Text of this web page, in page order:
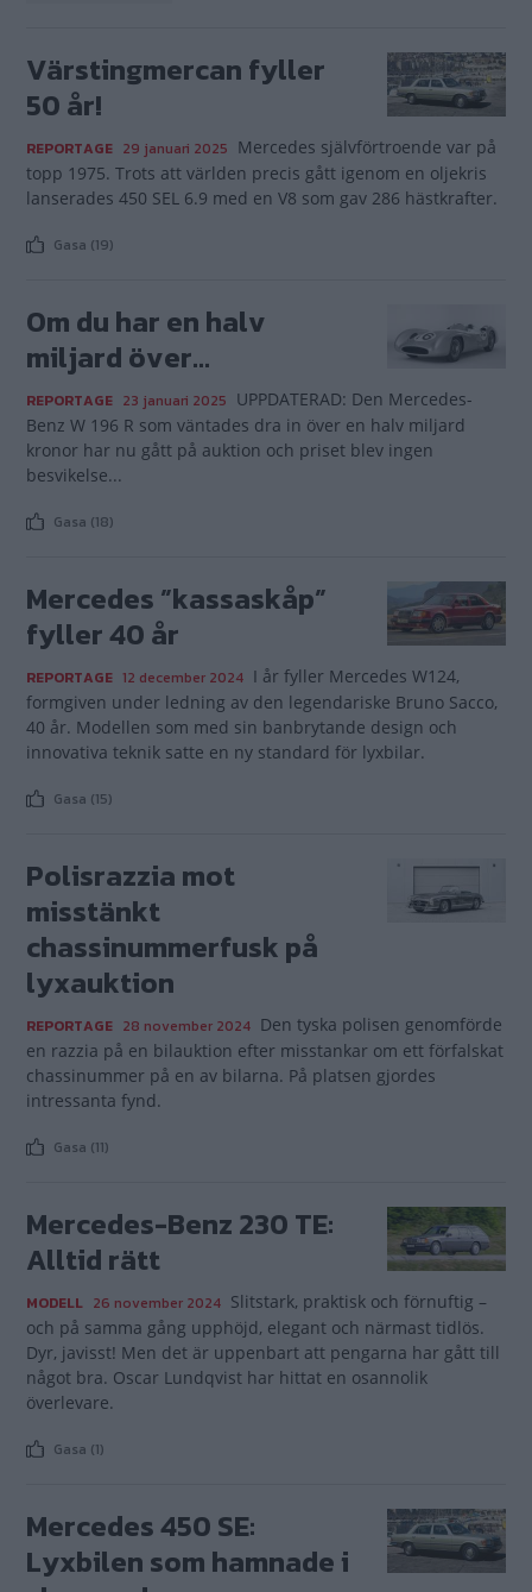
Värstingmercan fyller
50 år!
REPORTAGE 29 januari 2025 Mercedes självförtroende var på
topp 1975. Trots att världen precis gått igenom en oljekris
lanserades 450 SEL 6.9 med en V8 som gav 286 hästkrafter.
Gasa (19)
Om du har en halv
miljard över...
REPORTAGE 23 januari 2025 UPPDATERAD: Den Mercedes-
Benz W 196 R som väntades dra in över en halv miljard
kronor har nu gått på auktion och priset blev ingen
besvikelse...
Gasa (18)
Mercedes ”kassaskåp”
fyller 40 år
REPORTAGE 12 december 2024 I år fyller Mercedes W124,
formgiven under ledning av den legendariske Bruno Sacco,
40 år. Modellen som med sin banbrytande design och
innovativa teknik satte en ny standard för lyxbilar.
Gasa (15)
Polisrazzia mot
misstänkt
chassinummerfusk på
lyxauktion
REPORTAGE 28 november 2024 Den tyska polisen genomförde
en razzia på en bilauktion efter misstankar om ett förfalskat
chassinummer på en av bilarna. På platsen gjordes
intressanta fynd.
Gasa (11)
Mercedes-Benz 230 TE:
Alltid rätt
MODELL 26 november 2024 Slitstark, praktisk och förnuftig –
och på samma gång upphöjd, elegant och närmast tidlös.
Dyr, javisst! Men det är uppenbart att pengarna har gått till
något bra. Oscar Lundqvist har hittat en osannolik
överlevare.
Gasa (1)
Mercedes 450 SE:
Lyxbilen som hamnade i